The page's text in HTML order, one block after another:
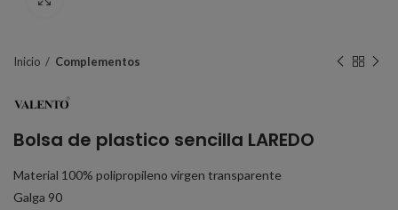
Inicio Complementos
Bolsa de plastico sencilla LAREDO
Material 100% polipropileno virgen transparente
Galga 90